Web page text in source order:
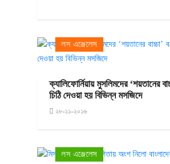
লস এঞ্জেলেস
ক্যালিফোর্নিয়ায় মুসলিমদের ‘শয়তানের
চিঠি দেওয়া হয় বিভিন্ন মসজিদে
২৮-১১-২০১৬
লস এঞ্জেলেস